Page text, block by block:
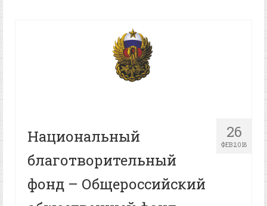
26
ФЕВ 2018
Национальный
благотворительный
фонд – Общероссийский